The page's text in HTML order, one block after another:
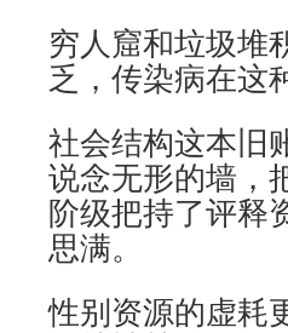
穷人窟和垃圾堆
乏，传染病在这
社会结构这本旧
说念无形的墙，
阶级把持了评释
思满。
性别资源的虚耗